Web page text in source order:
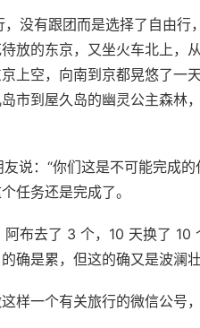
没有跟团而是选择了自由行
的东京，又坐火车北上，
上空，向南到京都晃悠了一
市到屋久岛的幽灵公主森林
说：“你们这是不可能完成
任务还是完成了。
布去了 3 个，10 天换了 10
确是累，但这的确又是波澜
样一个有关旅行的微信公号